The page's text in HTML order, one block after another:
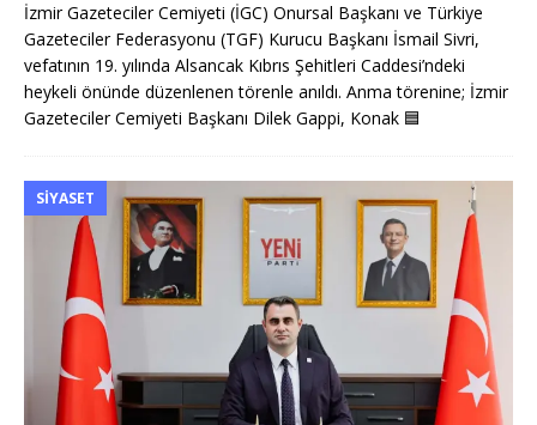
İzmir Gazeteciler Cemiyeti (İGC) Onursal Başkanı ve Türkiye
Gazeteciler Federasyonu (TGF) Kurucu Başkanı İsmail Sivri,
vefatının 19. yılında Alsancak Kıbrıs Şehitleri Caddesi’ndeki
heykeli önünde düzenlenen törenle anıldı. Anma törenine; İzmir
Gazeteciler Cemiyeti Başkanı Dilek Gappi, Konak 🟦
SIYASET